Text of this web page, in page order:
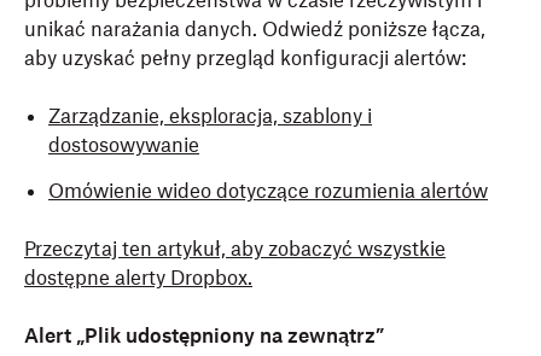
unikać narażania danych. Odwiedź poniższe łącza,
aby uzyskać pełny przegląd konfiguracji alertów:
Zarządzanie, eksploracja, szablony i
dostosowywanie
Omówienie wideo dotyczące rozumienia alertów
Przeczytaj ten artykuł, aby zobaczyć wszystkie
dostępne alerty Dropbox.
Alert „Plik udostępniony na zewnątrz”